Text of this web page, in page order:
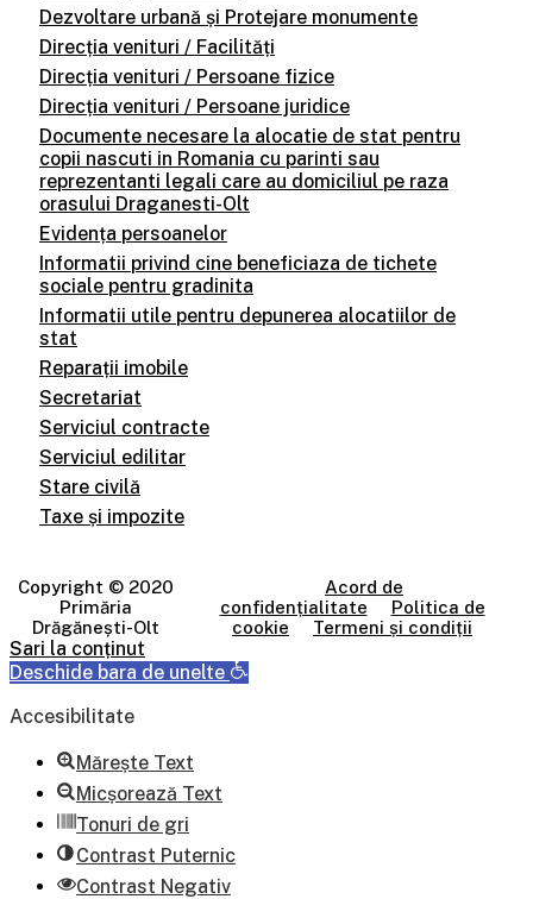
Dezvoltare urbană și Protejare monumente
Direcția venituri / Facilități
Direcția venituri / Persoane fizice
Direcția venituri / Persoane juridice
Documente necesare la alocatie de stat pentru
copii nascuti in Romania cu parinti sau
reprezentanti legali care au domiciliul pe raza
orasului Draganesti-Olt
Evidența persoanelor
Informatii privind cine beneficiaza de tichete
sociale pentru gradinita
Informatii utile pentru depunerea alocatiilor de
stat
Reparații imobile
Secretariat
Serviciul contracte
Serviciul edilitar
Stare civilă
Taxe și impozite
Copyright © 2020
Primăria
Drăgănești-Olt
Acord de
confidențialitate
Politica de
cookie
Termeni și condiții
Sari la conținut
Deschide bara de unelte
Accesibilitate
Mărește Text
Micșorează Text
Tonuri de gri
Contrast Puternic
Contrast Negativ